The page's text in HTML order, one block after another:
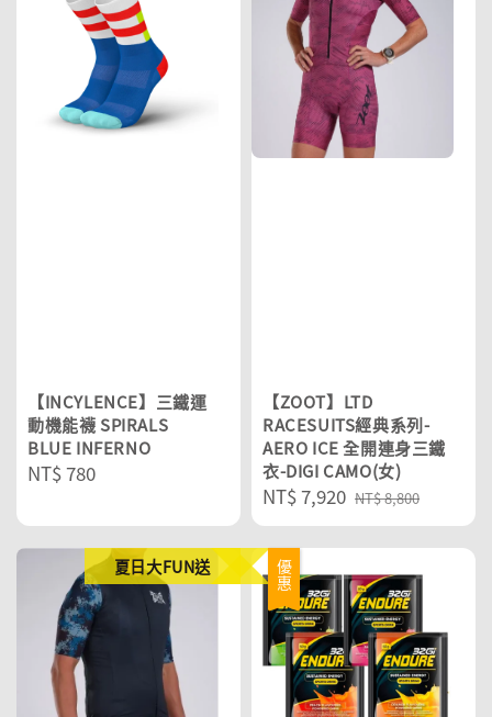
【INCYLENCE】三鐵運
動機能襪 SPIRALS
BLUE INFERNO
Regular
NT$ 780
【ZOOT】LTD
RACESUITS經典系列-
AERO ICE 全開連身三鐵
衣-DIGI CAMO(女)
Sale
price
NT$ 7,920 Regular
price
NT$ 8,800
夏日大FUN送 優惠